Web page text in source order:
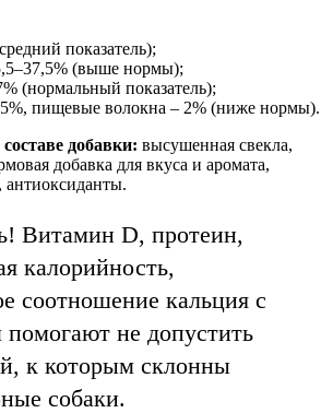
показатель);
(выше нормы);
(нормальный показатель);
пищевые волокна – 2% (ниже нормы).
добавки: высушенная свекла,
добавка для вкуса и аромата,
Витамин D, протеин,
калорийность,
соотношение кальция с
не допустить
к которым склонны
собаки.